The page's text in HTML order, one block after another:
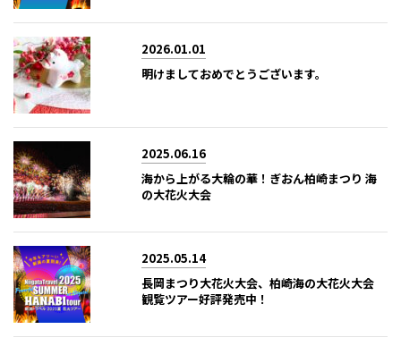
2026.01.01
明けましておめでとうございます。
2025.06.16
海から上がる大輪の華！ぎおん柏崎まつり 海
の大花火大会
2025.05.14
長岡まつり大花火大会、柏崎海の大花火大会
観覧ツアー好評発売中！